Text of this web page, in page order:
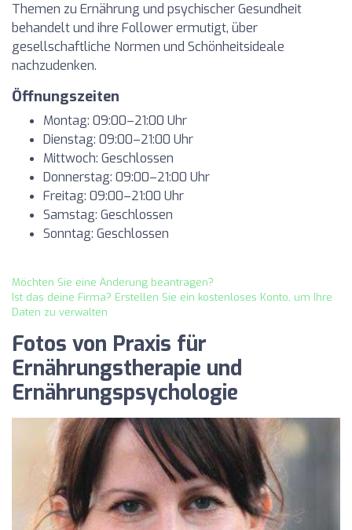
Themen zu Ernährung und psychischer Gesundheit
behandelt und ihre Follower ermutigt, über
gesellschaftliche Normen und Schönheitsideale
nachzudenken.
Öffnungszeiten
Montag: 09:00–21:00 Uhr
Dienstag: 09:00–21:00 Uhr
Mittwoch: Geschlossen
Donnerstag: 09:00–21:00 Uhr
Freitag: 09:00–21:00 Uhr
Samstag: Geschlossen
Sonntag: Geschlossen
Möchten Sie eine Änderung beantragen?
Ist das deine Firma? Erstellen Sie ein kostenloses Konto, um Ihre
Daten zu verwalten
Fotos von Praxis für
Ernährungstherapie und
Ernährungspsychologie